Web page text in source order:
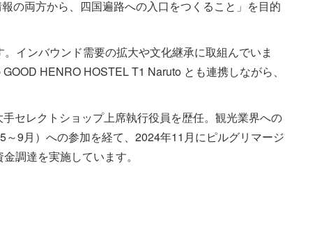
の両方から、四国遍路への入口をつくること」を目的
インバウンド需要の拡大や文化継承に取組んでいま
HENRO HOSTEL T1 Naruto とも連携しながら、
セレクトショップ上席執行役員を歴任。観光業界への
5～9月）への参加を経て、2024年11月にピルグリマージ
調達を実施しています。